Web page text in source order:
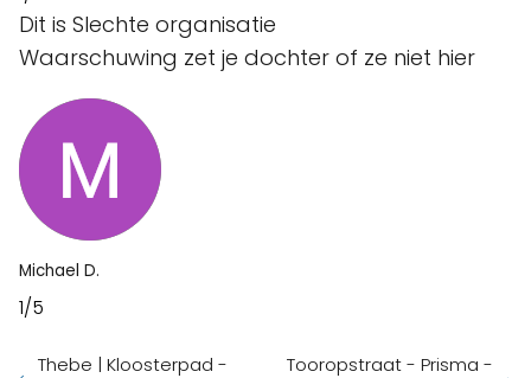
Dit is Slechte organisatie
Waarschuwing zet je dochter of ze niet hier
Michael D.
1/5
Thebe | Kloosterpad -
Tooropstraat - Prisma -